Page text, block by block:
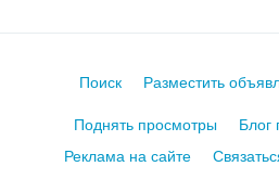
Поиск Разместить
Поднять просмотры Блог
Реклама на сайте